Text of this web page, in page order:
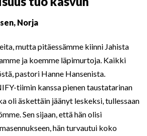
Norja
mutta pitäessämme kiinni Jahista
ja koemme läpimurtoja. Kaikki
pastori Hanne Hansenista.
tiimin kanssa pienen taustatarinan
oli äskettäin jäänyt leskeksi, tullessaan
Sen sijaan, että hän olisi
hän turvautui koko